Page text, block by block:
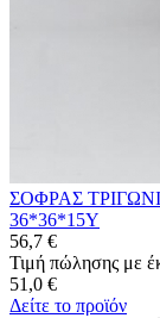
ΣΟΦΡΑΣ
36*36*15Υ
56,7 €
Τιμή πώλησης με
51,0 €
Δείτε το προϊόν